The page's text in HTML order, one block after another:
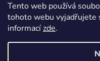
Tento web používá
tohoto webu vyjadřujete
informacízde.
Vložením e-mailu
osobních údajů
PŘIHLÁSIT SE